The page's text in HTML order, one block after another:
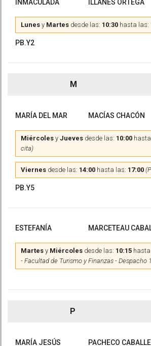
INMACULADA ILLANES ORTEGA
Lunes y Martes desde las: 10:30 hasta las:
PB.Y2
M
MARÍA DEL MAR MACÍAS CHACÓN
Miércoles y Jueves desde las: 10:00
cita)
Viernes desde las: 14:00 hasta las: 17:00
PB.Y5
ESTEFANÍA MARCETEAU
Martes y Miércoles desde las: 10:15
- Facultad de Turismo y Finanzas - Despacho
P
MARÍA JESÚS PACHECO